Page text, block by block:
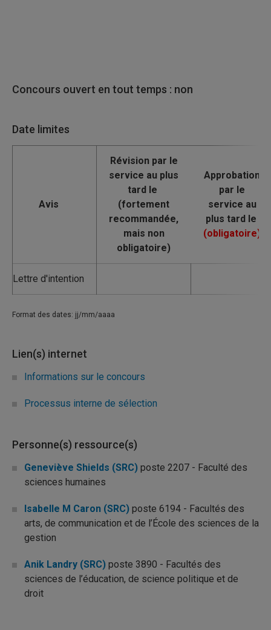
Concours ouvert en tout temps : non
Date limites
Avis
Lettre d'intention
Format des dates: jj/mm/aaaa
Lien(s) internet
Informations sur le concours
Processus interne de sélection
Personne(s) ressource(s)
Geneviève Shields (SRC) poste 2207 - Faculté des
sciences humaines
Isabelle M Caron (SRC) poste 6194 - Facultés des
arts, de communication et de l’École des sciences de la
gestion
Anik Landry (SRC) poste 3890 - Facultés des
sciences de l’éducation, de science politique et de
droit